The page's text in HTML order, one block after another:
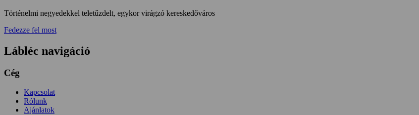
Történelmi negyedekkel teletűzdelt, egykor virágzó kereskedőváros
Fedezze fel most
Lábléc navigáció
Cég
Kapcsolat
Rólunk
Ajánlatok